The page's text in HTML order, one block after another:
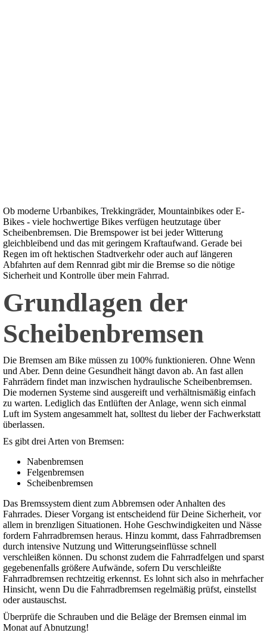
Ob moderne Urbanbikes, Trekkingräder, Mountainbikes oder E-
Bikes - viele hochwertige Bikes verfügen heutzutage über
Scheibenbremsen. Die Bremspower ist bei jeder Witterung
gleichbleibend und das mit geringem Kraftaufwand. Gerade bei
Regen im oft hektischen Stadtverkehr oder auch auf längeren
Abfahrten auf dem Rennrad gibt mir die Bremse so die nötige
Sicherheit und Kontrolle über mein Fahrrad.
Grundlagen der
Scheibenbremsen
Die Bremsen am Bike müssen zu 100% funktionieren. Ohne Wenn
und Aber. Denn deine Gesundheit hängt davon ab. An fast allen
Fahrrädern findet man inzwischen hydraulische Scheibenbremsen.
Die modernen Systeme sind ausgereift und verhältnismäßig einfach
zu warten. Lediglich das Entlüften der Anlage, wenn sich einmal
Luft im System angesammelt hat, solltest du lieber der Fachwerkstatt
überlassen.
Es gibt drei Arten von Bremsen:
Nabenbremsen
Felgenbremsen
Scheibenbremsen
Das Bremssystem dient zum Abbremsen oder Anhalten des
Fahrrades. Dieser Vorgang ist entscheidend für Deine Sicherheit, vor
allem in brenzligen Situationen. Hohe Geschwindigkeiten und Nässe
fordern Fahrradbremsen heraus. Hinzu kommt, dass Fahrradbremsen
durch intensive Nutzung und Witterungseinflüsse schnell
verschleißen können. Du schonst zudem die Fahrradfelgen und sparst
gegebenenfalls größere Aufwände, sofern Du verschleißte
Fahrradbremsen rechtzeitig erkennst. Es lohnt sich also in mehrfacher
Hinsicht, wenn Du die Fahrradbremsen regelmäßig prüfst, einstellst
oder austauschst.
Überprüfe die Schrauben und die Beläge der Bremsen einmal im
Monat auf Abnutzung!